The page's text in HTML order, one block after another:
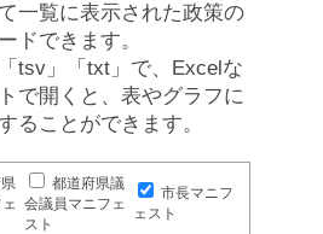
一覧に表示された政策の
ドできます。
tsv」「txt」で、Excelな
で開くと、表やグラフに
ることができます。
都道府県議
会議員マニフェ
スト
市長マニフ
ェスト